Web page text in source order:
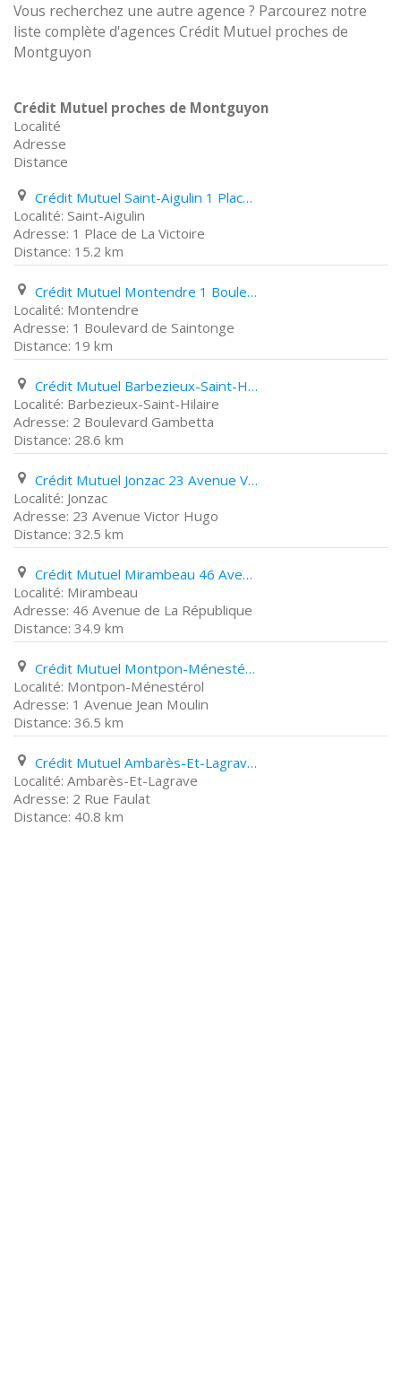
Vous recherchez une autre agence ? Parcourez notre
liste complète d'agences Crédit Mutuel proches de
Montguyon
Crédit Mutuel proches de Montguyon
Localité
Adresse
Distance
Crédit Mutuel Saint-Aigulin 1 Place de La Victoire
Saint-Aigulin
1 Place de La Victoire
15.2 km
Crédit Mutuel Montendre 1 Boulevard de Saintonge
Montendre
1 Boulevard de Saintonge
19 km
Crédit Mutuel Barbezieux-Saint-Hilaire 2 Boulevard Gambetta
Barbezieux-Saint-Hilaire
2 Boulevard Gambetta
28.6 km
Crédit Mutuel Jonzac 23 Avenue Victor Hugo
Jonzac
23 Avenue Victor Hugo
32.5 km
Crédit Mutuel Mirambeau 46 Avenue de La République
Mirambeau
46 Avenue de La République
34.9 km
Crédit Mutuel Montpon-Ménestérol 1 Avenue Jean Moulin
Montpon-Ménestérol
1 Avenue Jean Moulin
36.5 km
Crédit Mutuel Ambarès-Et-Lagrave 2 Rue Faulat
Ambarès-Et-Lagrave
2 Rue Faulat
40.8 km